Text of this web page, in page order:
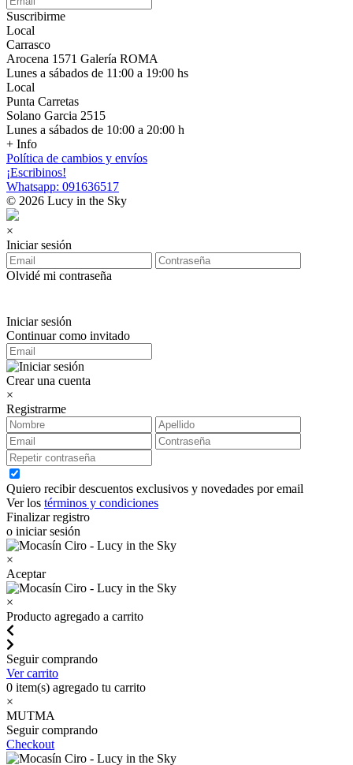
Suscribirme
Local
Carrasco
Arocena 1571 Galería ROMA
Lunes a sábados de 11:00 a 19:00 hs
Local
Punta Carretas
Solano Garcia 2515
Lunes a sábados de 10:00 a 20:00 h
+ Info
Política de cambios y envíos
¡Escribinos!
Whatsapp: 091636517
© 2026 Lucy in the Sky
×
Iniciar sesión
Olvidé mi contraseña
Iniciar sesión
Continuar como invitado
Crear una cuenta
×
Registrarme
Quiero recibir descuentos exclusivos y novedades por email
Ver los términos y condiciones
Finalizar registro
o iniciar sesión
×
Aceptar
×
Producto agregado a carrito
Seguir comprando
Ver carrito
0 item(s) agregado tu carrito
×
MUTMA
Seguir comprando
Checkout